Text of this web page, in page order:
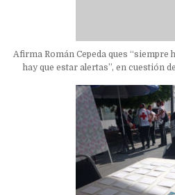
Afirma Román Cepeda ques “siempre
hay que estar alertas”, en cuestión